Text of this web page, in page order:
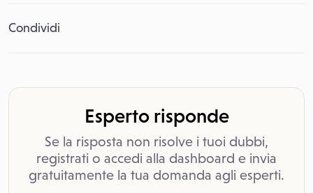
Condividi
Esperto risponde
Se la risposta non risolve i tuoi dubbi,
registrati o accedi alla dashboard e invia
gratuitamente la tua domanda agli esperti.